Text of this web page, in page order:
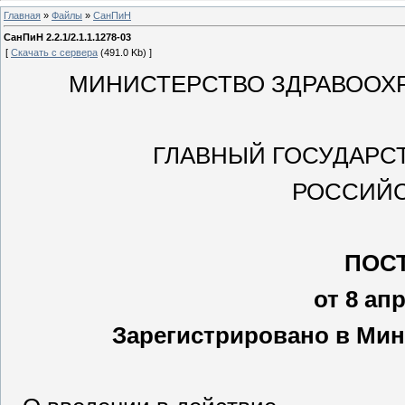
Главная » Файлы » СанПиН
СанПиН 2.2.1/2.1.1.1278-03
[ Скачать с сервера (491.0 Kb) ]
МИНИСТЕРСТВО
ГЛАВНЫЙ
от 8
Зарегистрировано в